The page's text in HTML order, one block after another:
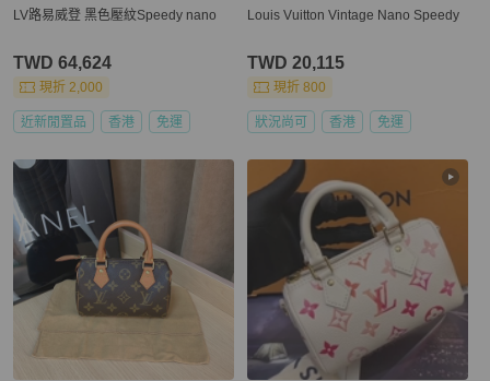
LV路易威登 黑色壓紋Speedy nano
TWD 64,624
現折 2,000
近新閒置品 香港 免運
Louis Vuitton Vintage Nano Speedy
TWD 20,115
現折 800
狀況尚可 香港 免運